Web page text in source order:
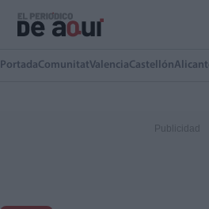
PortadaComunitatValenciaCastellón